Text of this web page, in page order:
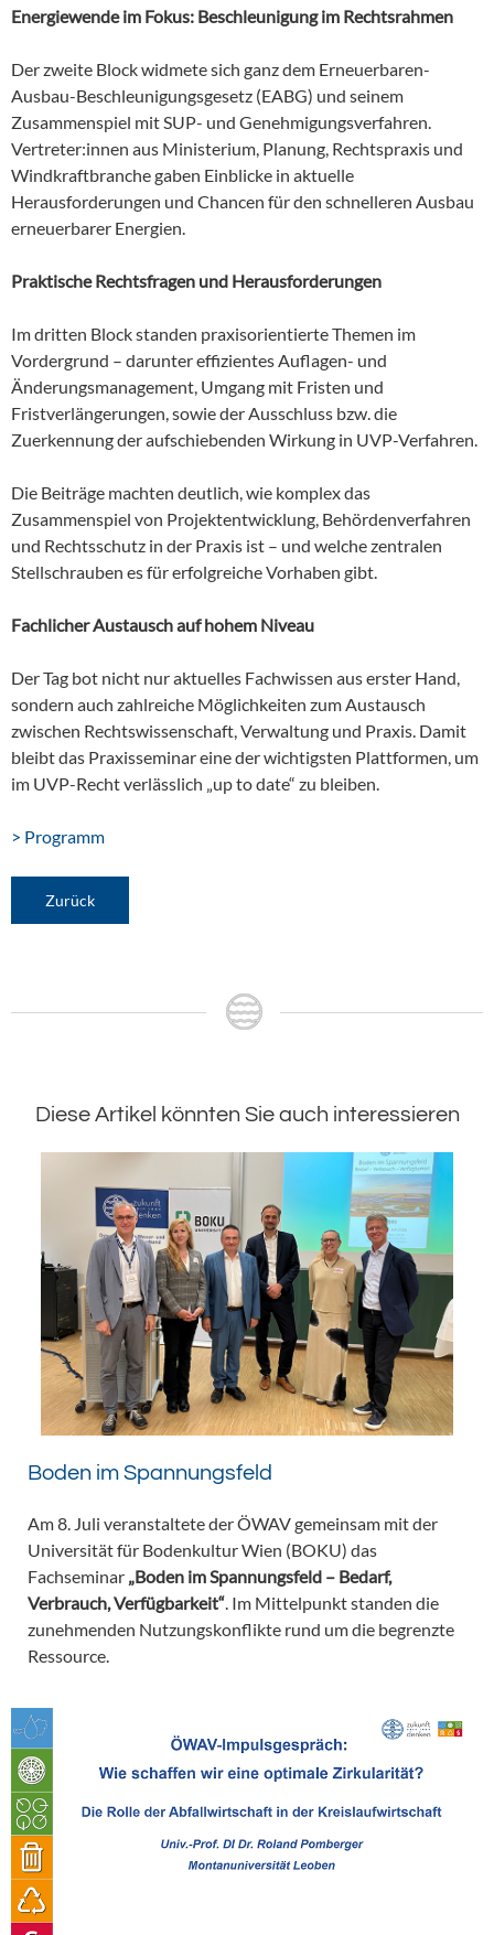
Energie­wende im Fokus: Beschleunigung im Rechtsrahmen
Der zweite Block widmete sich ganz dem Erneuerbaren-
Ausbau-Beschleunigungsgesetz (EABG) und seinem
Zusammenspiel mit SUP- und Genehmigungsverfahren.
Vertreter:innen aus Ministerium, Planung, Rechtspraxis und
Windkraftbranche gaben Einblicke in aktuelle
Herausforderungen und Chancen für den schnelleren Ausbau
erneuerbarer Energien.
Praktische Rechtsfragen und Herausforderungen
Im dritten Block standen praxisorientierte Themen im
Vordergrund – darunter effizientes Auflagen- und
Änderungsmanagement, Umgang mit Fristen und
Fristverlängerungen, sowie der Ausschluss bzw. die
Zuerkennung der aufschiebenden Wirkung in UVP-Verfahren.
Die Beiträge machten deutlich, wie komplex das
Zusammenspiel von Projektentwicklung, Behördenverfahren
und Rechtsschutz in der Praxis ist – und welche zentralen
Stellschrauben es für erfolgreiche Vorhaben gibt.
Fachlicher Austausch auf hohem Niveau
Der Tag bot nicht nur aktuelles Fachwissen aus erster Hand,
sondern auch zahlreiche Möglichkeiten zum Austausch
zwischen Rechtswissenschaft, Verwaltung und Praxis. Damit
bleibt das Praxisseminar eine der wichtigsten Plattformen, um
im UVP-Recht verlässlich „up to date“ zu bleiben.
> Programm
Zurück
Diese Artikel könnten Sie auch interessieren
Boden im Spannungsfeld
Am 8. Juli veranstaltete der ÖWAV gemeinsam mit der
Universität für Bodenkultur Wien (BOKU) das
Fachseminar „Boden im Spannungsfeld – Bedarf,
Verbrauch, Verfügbarkeit“ . Im Mittelpunkt standen die
zunehmenden Nutzungskonflikte rund um die begrenzte
Ressource.